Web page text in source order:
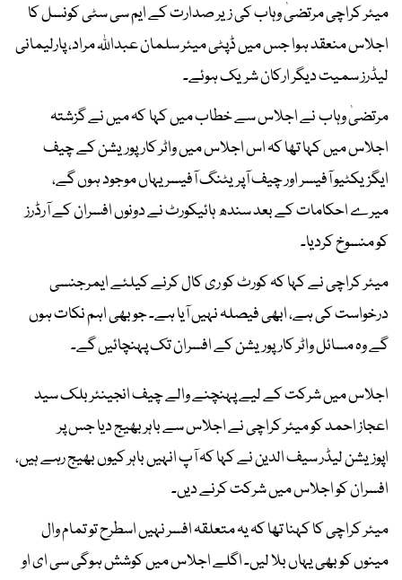
میئر کراچی مرتضیٰ وہاب کی زیر صدارت کے ایم سی سٹی کونسل کا
اجلاس منعقد ہوا جس میں ڈپٹی میئر سلمان عبداللہ مراد، پارلیمانی
لیڈرز سمیت دیگر ارکان شریک ہوئے۔
مرتضیٰ وہاب نے اجلاس سے خطاب میں کہا کہ میں نے گزشتہ
اجلاس میں کہا تھا کہ اس اجلاس میں واٹر کارپوریشن کے چیف
ایگزیکٹیو آفیسر اور چیف آپریٹنگ آفیسر یہاں موجود ہوں گے،
میرے احکامات کے بعد سندھ ہائیکورٹ نے دونوں افسران کے آرڈرز
کو منسوخ کردیا۔
میئر کراچی نے کہا کہ کورٹ کو ری کال کرنے کیلئے ایمرجنسی
درخواست کی ہے، ابھی فیصلہ نہیں آیا ہے۔ جو بھی اہم نکات ہوں
گے وہ مسائل واٹر کارپوریشن کے افسران تک پہنچائیں گے۔
اجلاس میں شرکت کے لیے پہنچنے والے چیف انجینئر بلک سید
اعجاز احمد کو میئر کراچی نے اجلاس سے باہر بھیج دیا جس پر
اپوزیشن لیڈر سیف الدین نے کہا کہ آپ انہیں باہر کیوں بھیج رہے ہیں،
افسران کو اجلاس میں شرکت کرنے دیں۔
میئر کراچی کا کہنا تھا کہ یہ متعلقہ افسر نہیں اسطرح تو تمام وال
مینوں کو بھی یہاں بلا لیں۔ اگلے اجلاس میں کوشش ہوگی سی ای او